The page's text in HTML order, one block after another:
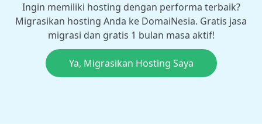
Ingin memiliki hosting dengan performa terbaik?
Migrasikan hosting Anda ke DomaiNesia. Gratis jasa
migrasi dan gratis 1 bulan masa aktif!
Ya, Migrasikan Hosting Saya